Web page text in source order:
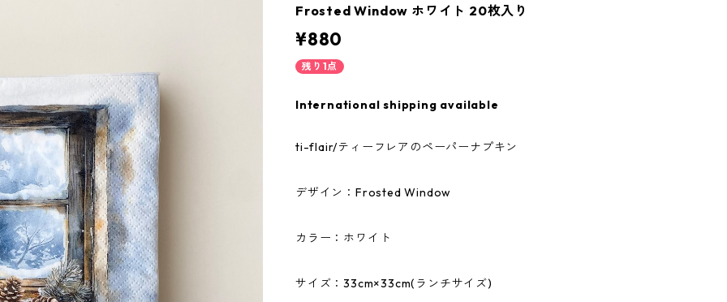
Frosted Window ホワイト 20枚入り
¥880
残り1点
International shipping available
ti-flair/ティーフレアのペーパーナプキン
デザイン：Frosted Window
カラー：ホワイト
サイズ：33cm×33cm(ランチサイズ)